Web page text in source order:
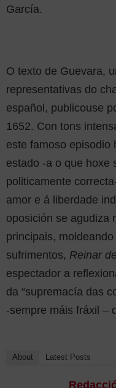
García.
O texto de Guevara,
representativas do
español, publicouse
1652. Con tons
este famoso episodio
estado -a o que hoxe
politicamente
amor e á liberdade
oposición se agudiza
principais,
sufrimentos, Reinar
espectador a
da “supremacía das
-sempre máis fráxil –
About Latest Posts